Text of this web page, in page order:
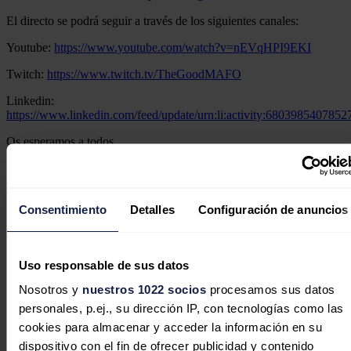
Consentimiento Detalles Configuración de anuncios
Uso responsable de sus datos
Nosotros y nuestros 1022 sociosprocesamos sus datos
personales, p.ej., su dirección IP, con tecnologías como las
cookies para almacenar y acceder la información en su
dispositivo con el fin de ofrecer publicidad y contenido
El directo se podrá seguir a través de los siguientes canales:
Youtube: https://www.youtube.com/watch?v=nEVqHPI9EKI
Twitch: https://www.twitch.tv/TheGoodMAFO
Linkedin:
https://www.linkedin.com/feed/update/
Os esperamos a todos
Así viví el gran apagón
Ramón Roca28/04/2026